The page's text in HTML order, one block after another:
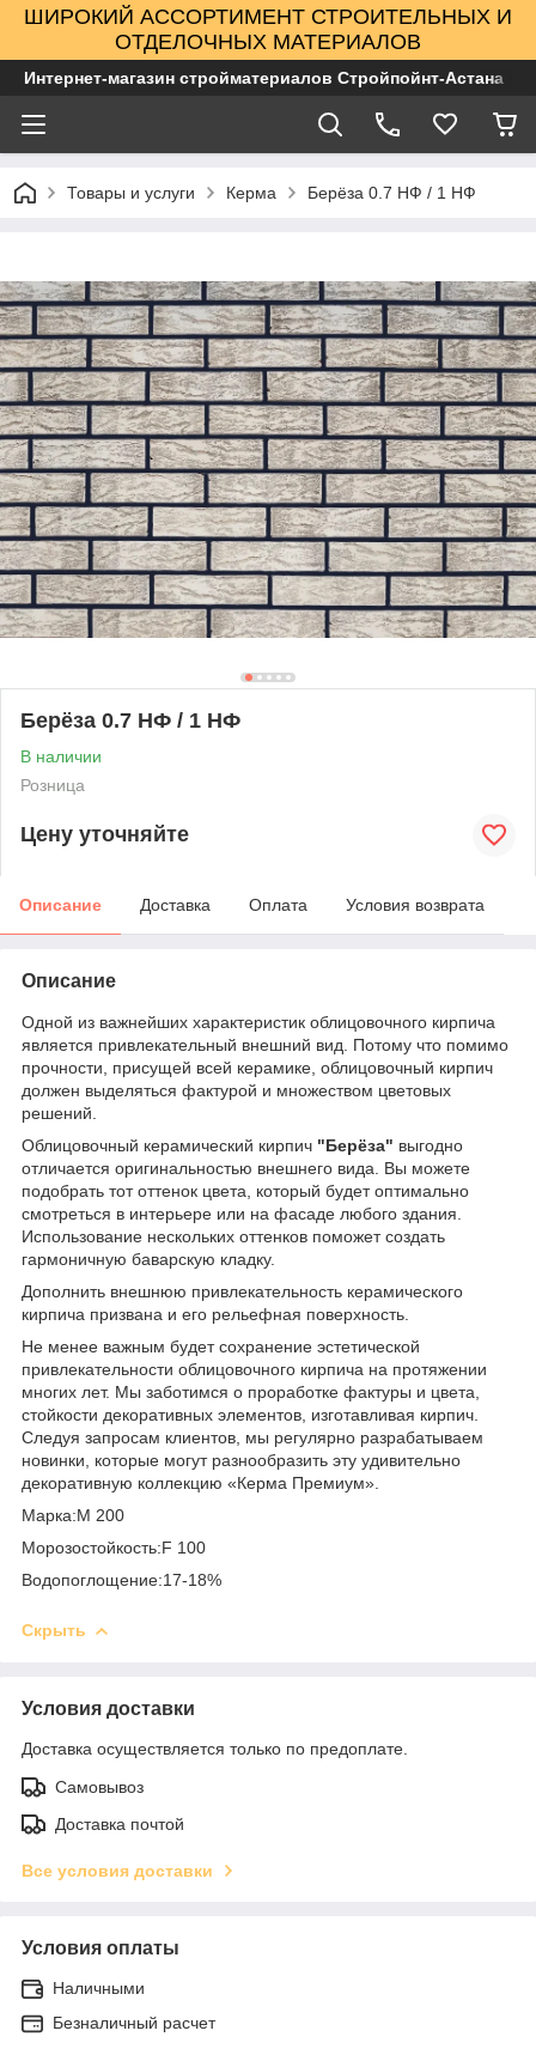
ШИРОКИЙ АССОРТИМЕНТ СТРОИТЕЛЬНЫХ И
ОТДЕЛОЧНЫХ МАТЕРИАЛОВ
Интернет-магазин стройматериалов Стройпойнт-Астана
Товары и услуги Керма Берёза 0.7 НФ / 1 НФ
Берёза 0.7 НФ / 1 НФ
В наличии
Розница
Цену уточняйте
Описание Доставка Оплата Условия возврата
Описание
Одной из важнейших характеристик облицовочного кирпича
является привлекательный внешний вид. Потому что помимо
прочности, присущей всей керамике, облицовочный кирпич
должен выделяться фактурой и множеством цветовых
решений.
Облицовочный керамический кирпич "Берёза" выгодно
отличается оригинальностью внешнего вида. Вы можете
подобрать тот оттенок цвета, который будет оптимально
смотреться в интерьере или на фасаде любого здания.
Использование нескольких оттенков поможет создать
гармоничную баварскую кладку.
Дополнить внешнюю привлекательность керамического
кирпича призвана и его рельефная поверхность.
Не менее важным будет сохранение эстетической
привлекательности облицовочного кирпича на протяжении
многих лет. Мы заботимся о проработке фактуры и цвета,
стойкости декоративных элементов, изготавливая кирпич.
Следуя запросам клиентов, мы регулярно разрабатываем
новинки, которые могут разнообразить эту удивительно
декоративную коллекцию «Керма Премиум».
Марка:М 200
Морозостойкость:F 100
Водопоглощение:17-18%
Скрыть
Условия доставки
Доставка осуществляется только по предоплате.
Самовывоз
Доставка почтой
Все условия доставки
Условия оплаты
Наличными
Безналичный расчет